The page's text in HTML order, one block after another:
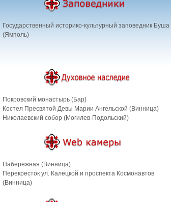
Государственный историко-культурный заповедник Буша
(Ямполь)
Покровский монастырь (Бар)
Костел Пресвятой Девы Марии Ангельской (Винница)
Николаевский собор (Могилев-Подольский)
Набережная (Винница)
Перекресток ул. Калецкой и проспекта Космонавтов
(Винница)